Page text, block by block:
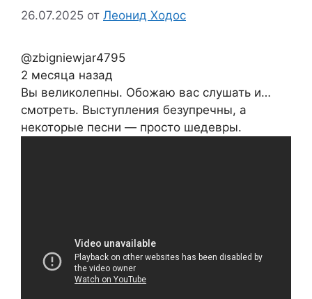
26.07.2025 от Леонид Ходос
@zbigniewjar4795
2 месяца назад
Вы великолепны. Обожаю вас слушать и…
смотреть. Выступления безупречны, а
некоторые песни — просто шедевры.